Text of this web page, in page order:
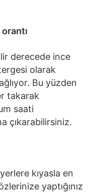
derecede ince
olarak
Bu yüzden
takarak
saati
çıkarabilirsiniz.
kıyasla en
yaptığınız